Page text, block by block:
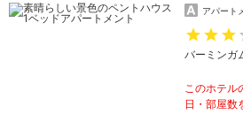
アパート
バーミンガ
このホテル
日・部屋数